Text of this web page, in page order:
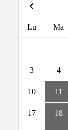
Lu Ma
3 4
10 11
17 18